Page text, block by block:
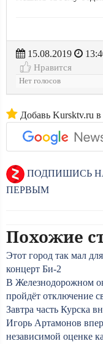
15.08.2019
Нравится
Нет голосов
Добавь Kursktv.ru
ПОДПИШИСЬ
ПЕРВЫМ
Похожие
Этот город так мал
концерт Би-2
В Железнодорожном
пройдёт отключение
Завтра часть Курска
Игорь Артамонов
независимой оценке